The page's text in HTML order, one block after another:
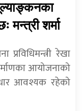
शर्मा
रेखा
आयोजनाको
आवश्यक रहेको